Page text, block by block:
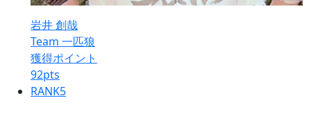
岩井 創哉
Team 一匹狼
獲得ポイント
92pts
RANK5